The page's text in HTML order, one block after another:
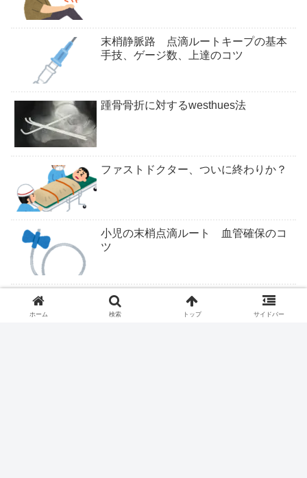
末梢静脈路 点滴ルートキープの基本
手技、ゲージ数、上達のコツ
踵骨骨折に対するwesthues法
ファストドクター、ついに終わりか？
小児の末梢点滴ルート 血管確保のコ
ツ
ついにくるか医学部定員削減
ホーム 検索 トップ サイドバー